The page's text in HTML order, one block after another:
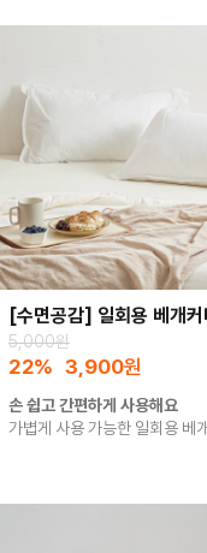
[수면공감] 일회용 베개커
5,000원
22% 3,900원
손 쉽고 간편하게 사용해요
가볍게 사용 가능한 일회용 베